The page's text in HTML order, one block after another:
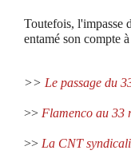
Toutefois, l'impasse
entamé son compte
>> Le passage du
>> Flamenco au 33
>> La CNT